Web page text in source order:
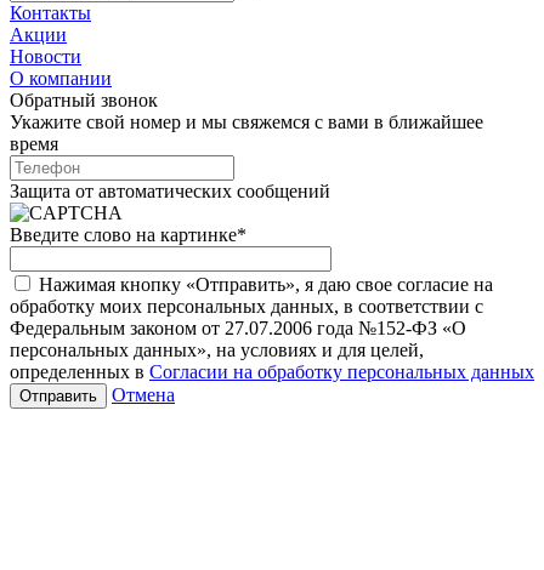
Контакты
Акции
Новости
О компании
Обратный звонок
Укажите свой номер и мы свяжемся с вами в ближайшее
время
Защита от автоматических сообщений
Введите слово на картинке*
Нажимая кнопку «Отправить», я даю свое согласие на
обработку моих персональных данных, в соответствии с
Федеральным законом от 27.07.2006 года №152-ФЗ «О
персональных данных», на условиях и для целей,
определенных в Согласии на обработку персональных данных
Отмена